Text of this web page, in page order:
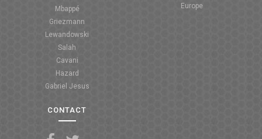
Mbappé
Griezmann
Lewandowski
Salah
Cavani
Hazard
Gabriel Jesus
Europe
CONTACT